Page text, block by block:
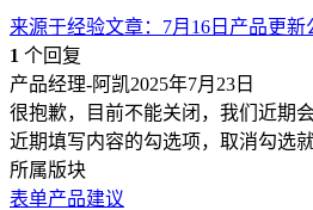
来源于经验文章： 7月16日产品更新
1 个回复
产品经理-阿凯2025年7月23日
很抱歉，目前不能关闭，我们近期
近期填写内容的勾选项，取消勾选
所属版块
表单产品建议